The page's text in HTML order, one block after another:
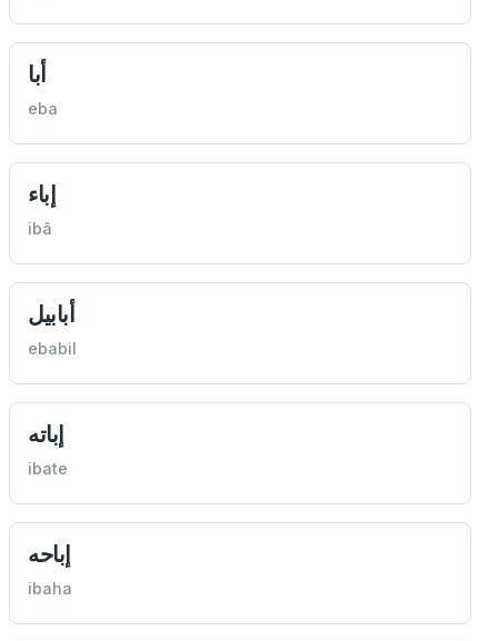
أبا
eba
إباء
ibâ
أبابيل
ebabil
إباته
ibate
إباحه
ibaha